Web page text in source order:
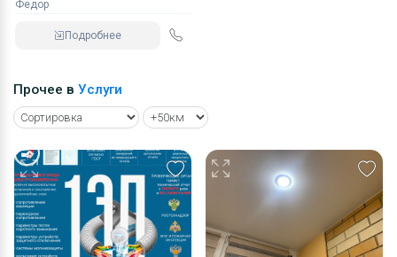
Федор
Подробнее
Прочее в Услуги